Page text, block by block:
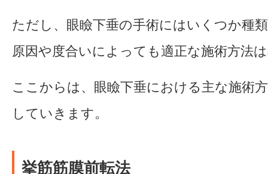
ただし、眼瞼下垂の手術にはいくつか種
原因や度合いによっても適正な施術方法
ここからは、眼瞼下垂における主な施術
していきます。
挙筋筋膜前転法